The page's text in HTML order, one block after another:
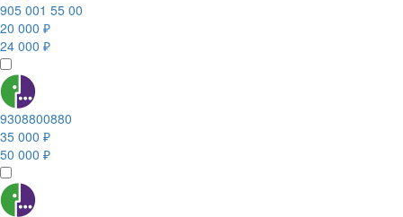
905 001 55 00
20 000 ₽
24 000 ₽
9308800880
35 000 ₽
50 000 ₽